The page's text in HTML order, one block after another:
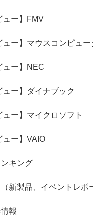
ュー】FMV
ュー】マウスコンピュー
ュー】NEC
ュー】ダイナブック
ュー】マイクロソフト
ュー】VAIO
キング
新製品、イベントレポ
報